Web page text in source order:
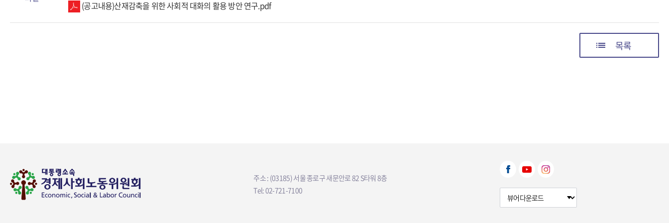
(공고내용)산재감축을 위한 사회적 대화의 활용 방안 연구.pdf
목록
주소 : (03185) 서울 종로구 새문안로 82 S타워 8층
Tel: 02-721-7100
뷰어다운로드 선택